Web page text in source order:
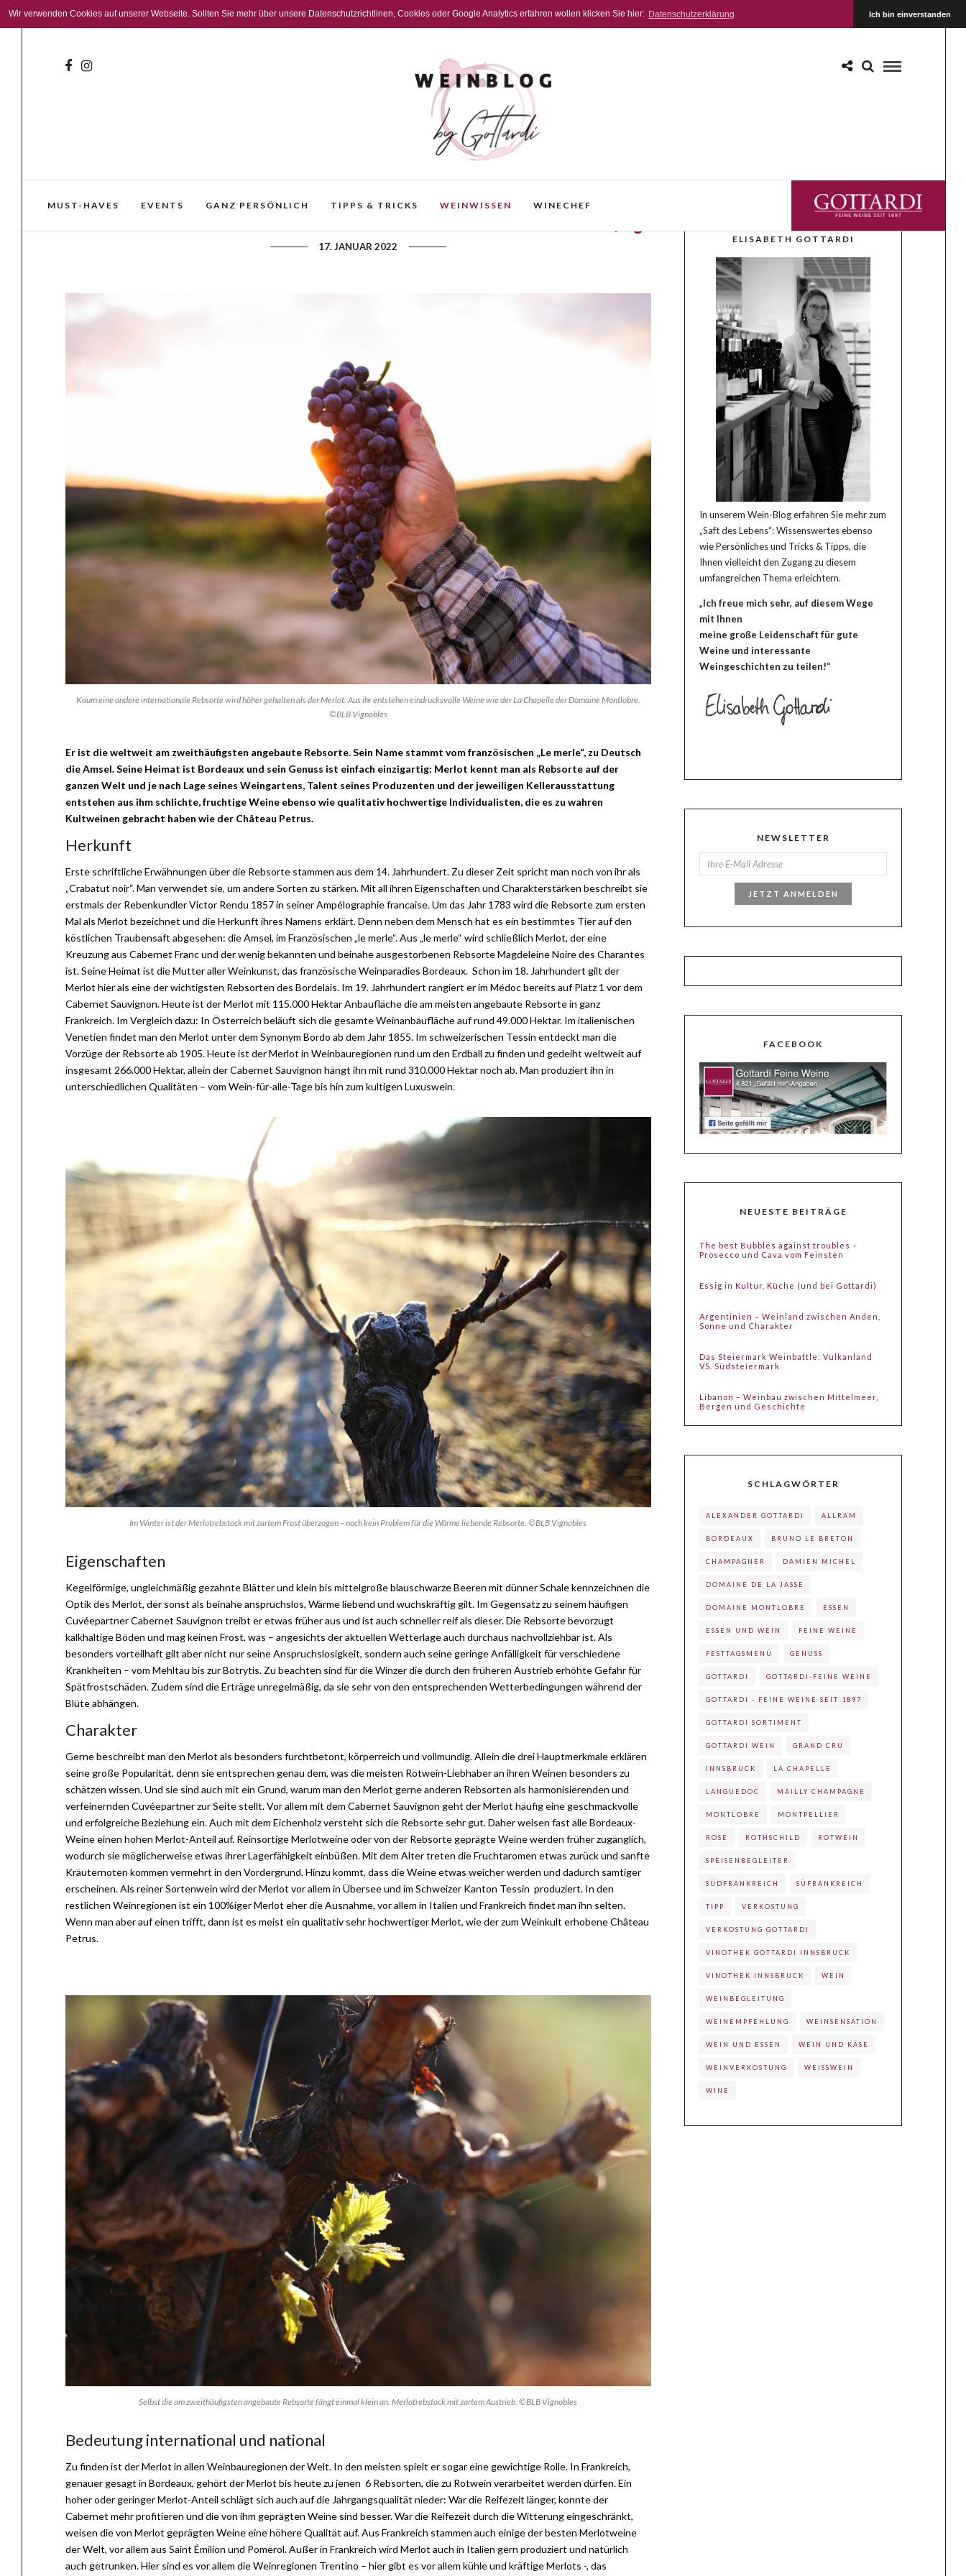
Wir verwenden Cookies auf unserer Webseite. Sollten Sie mehr über unsere Datenschutzrichtlinen, Cookies oder Google Analytics erfahren wollen klicken Sie hier: Datenschutzerklärung Ich bin einverstanden
MUST-HAVES EVENTS GANZ PERSÖNLICH TIPPS & TRICKS WEINWISSEN WINECHEF GOTTARDI FEINE WEINE
17. JANUAR 2022
Kaum eine andere internationale Rebsorte wird höher gehalten als der Merlot. Aus ihr entstehen eindrucksvolle Weine wie der La Chapelle der Domaine Montlobre.
©BLB Vignobles
Er ist die weltweit am zweithäufigsten angebaute Rebsorte. Sein Name stammt vom französischen „Le merle“, zu Deutsch
die Amsel. Seine Heimat ist Bordeaux und sein Genuss ist einfach einzigartig: Merlot kennt man als Rebsorte auf der
ganzen Welt und je nach Lage seines Weingartens, Talent seines Produzenten und der jeweiligen Kellerausstattung
entstehen aus ihm schlichte, fruchtige Weine ebenso wie qualitativ hochwertige Individualisten, die es zu wahren
Kultweinen gebracht haben wie der Château Petrus.
Herkunft
Erste schriftliche Erwähnungen über die Rebsorte stammen aus dem 14. Jahrhundert. Zu dieser Zeit spricht man noch von ihr als
„Crabatut noir“. Man verwendet sie, um andere Sorten zu stärken. Mit all ihren Eigenschaften und Charakterstärken beschreibt sie
erstmals der Rebenkundler Victor Rendu 1857 in seiner Ampélographie francaise. Um das Jahr 1783 wird die Rebsorte zum ersten
Mal als Merlot bezeichnet und die Herkunft ihres Namens erklärt. Denn neben dem Mensch hat es ein bestimmtes Tier auf den
köstlichen Traubensaft abgesehen: die Amsel, im Französischen „le merle“. Aus „le merle“ wird schließlich Merlot, der eine
Kreuzung aus Cabernet Franc und der wenig bekannten und beinahe ausgestorbenen Rebsorte Magdeleine Noire des Charantes
ist. Seine Heimat ist die Mutter aller Weinkunst, das französische Weinparadies Bordeaux. Schon im 18. Jahrhundert gilt der
Merlot hier als eine der wichtigsten Rebsorten des Bordelais. Im 19. Jahrhundert rangiert er im Médoc bereits auf Platz 1 vor dem
Cabernet Sauvignon. Heute ist der Merlot mit 115.000 Hektar Anbaufläche die am meisten angebaute Rebsorte in ganz
Frankreich. Im Vergleich dazu: In Österreich beläuft sich die gesamte Weinanbaufläche auf rund 49.000 Hektar. Im italienischen
Venetien findet man den Merlot unter dem Synonym Bordo ab dem Jahr 1855. Im schweizerischen Tessin entdeckt man die
Vorzüge der Rebsorte ab 1905. Heute ist der Merlot in Weinbauregionen rund um den Erdball zu finden und gedeiht weltweit auf
insgesamt 266.000 Hektar, allein der Cabernet Sauvignon hängt ihn mit rund 310.000 Hektar noch ab. Man produziert ihn in
unterschiedlichen Qualitäten – vom Wein-für-alle-Tage bis hin zum kultigen Luxuswein.
Im Winter ist der Merlotrebstock mit zartem Frost überzogen – noch kein Problem für die Wärme liebende Rebsorte. ©BLB Vignobles
Eigenschaften
Kegelförmige, ungleichmäßig gezahnte Blätter und klein bis mittelgroße blauschwarze Beeren mit dünner Schale kennzeichnen die
Optik des Merlot, der sonst als beinahe anspruchslos, Wärme liebend und wuchskräftig gilt. Im Gegensatz zu seinem häufigen
Cuvéepartner Cabernet Sauvignon treibt er etwas früher aus und ist auch schneller reif als dieser. Die Rebsorte bevorzugt
kalkhaltige Böden und mag keinen Frost, was – angesichts der aktuellen Wetterlage auch durchaus nachvollziehbar ist. Als
besonders vorteilhaft gilt aber nicht nur seine Anspruchslosigkeit, sondern auch seine geringe Anfälligkeit für verschiedene
Krankheiten – vom Mehltau bis zur Botrytis. Zu beachten sind für die Winzer die durch den früheren Austrieb erhöhte Gefahr für
Spätfrostschäden. Zudem sind die Erträge unregelmäßig, da sie sehr von den entsprechenden Wetterbedingungen während der
Blüte abhängen.
Charakter
Gerne beschreibt man den Merlot als besonders furchtbetont, körperreich und vollmundig. Allein die drei Hauptmerkmale erklären
seine große Popularität, denn sie entsprechen genau dem, was die meisten Rotwein-Liebhaber an ihren Weinen besonders zu
schätzen wissen. Und sie sind auch mit ein Grund, warum man den Merlot gerne anderen Rebsorten als harmonisierenden und
verfeinernden Cuvéepartner zur Seite stellt. Vor allem mit dem Cabernet Sauvignon geht der Merlot häufig eine geschmackvolle
und erfolgreiche Beziehung ein. Auch mit dem Eichenholz versteht sich die Rebsorte sehr gut. Daher weisen fast alle Bordeaux-
Weine einen hohen Merlot-Anteil auf. Reinsortige Merlotweine oder von der Rebsorte geprägte Weine werden früher zugänglich,
wodurch sie möglicherweise etwas ihrer Lagerfähigkeit einbüßen. Mit dem Alter treten die Fruchtaromen etwas zurück und sanfte
Kräuternoten kommen vermehrt in den Vordergrund. Hinzu kommt, dass die Weine etwas weicher werden und dadurch samtiger
erscheinen. Als reiner Sortenwein wird der Merlot vor allem in Übersee und im Schweizer Kanton Tessin produziert. In den
restlichen Weinregionen ist ein 100%iger Merlot eher die Ausnahme, vor allem in Italien und Frankreich findet man ihn selten.
Wenn man aber auf einen trifft, dann ist es meist ein qualitativ sehr hochwertiger Merlot, wie der zum Weinkult erhobene Château
Petrus.
Selbst die am zweithäufigsten angebaute Rebsorte fängt einmal klein an. Merlotrebstock mit zartem Austrieb. ©BLB Vignobles
Bedeutung international und national
Zu finden ist der Merlot in allen Weinbauregionen der Welt. In den meisten spielt er sogar eine gewichtige Rolle. In Frankreich,
genauer gesagt in Bordeaux, gehört der Merlot bis heute zu jenen 6 Rebsorten, die zu Rotwein verarbeitet werden dürfen. Ein
hoher oder geringer Merlot-Anteil schlägt sich auch auf die Jahrgangsqualität nieder: War die Reifezeit länger, konnte der
Cabernet mehr profitieren und die von ihm geprägten Weine sind besser. War die Reifezeit durch die Witterung eingeschränkt,
weisen die von Merlot geprägten Weine eine höhere Qualität auf. Aus Frankreich stammen auch einige der besten Merlotweine
der Welt, vor allem aus Saint Émilion und Pomerol. Außer in Frankreich wird Merlot auch in Italien gern produziert und natürlich
auch getrunken. Hier sind es vor allem die Weinregionen Trentino – hier gibt es vor allem kühle und kräftige Merlots -, das
ELISABETH GOTTARDI
In unserem Wein-Blog erfahren Sie mehr zum
„Saft des Lebens“: Wissenswertes ebenso
wie Persönliches und Tricks & Tipps, die
Ihnen vielleicht den Zugang zu diesem
umfangreichen Thema erleichtern.
„Ich freue mich sehr, auf diesem Wege
mit Ihnen
meine große Leidenschaft für gute
Weine und interessante
Weingeschichten zu teilen!“
NEWSLETTER
JETZT ANMELDEN
FACEBOOK
NEUESTE BEITRÄGE
The best Bubbles against troubles –
Prosecco und Cava vom Feinsten
Essig in Kultur, Küche (und bei Gottardi)
Argentinien – Weinland zwischen Anden,
Sonne und Charakter
Das Steiermark Weinbattle: Vulkanland
VS. Südsteiermark
Libanon – Weinbau zwischen Mittelmeer,
Bergen und Geschichte
SCHLAGWÖRTER
ALEXANDER GOTTARDI ALLRAM
BORDEAUX BRUNO LE BRETON
CHAMPAGNER DAMIEN MICHEL
DOMAINE DE LA JASSE
DOMAINE MONTLOBRE ESSEN
ESSEN UND WEIN FEINE WEINE
FESTTAGSMENÜ GENUSS
GOTTARDI GOTTARDI-FEINE WEINE
GOTTARDI - FEINE WEINE SEIT 1897
GOTTARDI SORTIMENT
GOTTARDI WEIN GRAND CRU
INNSBRUCK LA CHAPELLE
LANGUEDOC MAILLY CHAMPAGNE
MONTLOBRE MONTPELLIER
ROSÉ ROTHSCHILD ROTWEIN
SPEISENBEGLEITER
SÜDFRANKREICH SÜFRANKREICH
TIPP VERKOSTUNG
VERKOSTUNG GOTTARDI
VINOTHEK GOTTARDI INNSBRUCK
VINOTHEK INNSBRUCK WEIN
WEINBEGLEITUNG
WEINEMPFEHLUNG WEINSENSATION
WEIN UND ESSEN WEIN UND KÄSE
WEINVERKOSTUNG WEISSWEIN
WINE